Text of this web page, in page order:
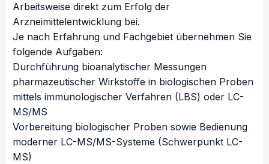
Arbeitsweise direkt zum Erfolg der
Arzneimittelentwicklung bei.
Je nach Erfahrung und Fachgebiet übernehmen Sie
folgende Aufgaben:
Durchführung bioanalytischer Messungen
pharmazeutischer Wirkstoffe in biologischen Proben
mittels immunologischer Verfahren (LBS) oder LC-
MS/MS
Vorbereitung biologischer Proben sowie Bedienung
moderner LC-MS/MS-Systeme (Schwerpunkt LC-
MS)